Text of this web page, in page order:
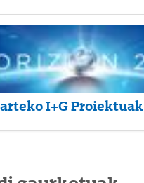
I+G Proiektuak